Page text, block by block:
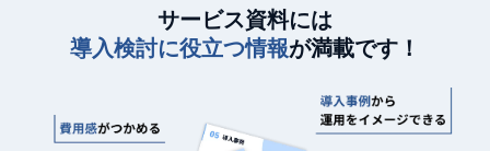
サービス資料には
導入検討に役立つ情報が満載です！